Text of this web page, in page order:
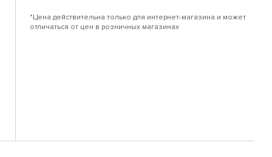
*Цена действительна только для интернет-магазина и может
отличаться от цен в розничных магазинах